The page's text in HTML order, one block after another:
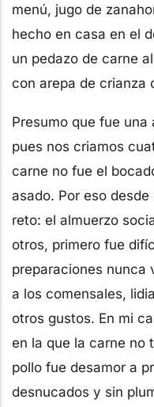
menú, jugo de
hecho en casa en el
un pedazo de carne
con arepa de crianza
Presumo que fue
pues nos criamos
carne no fue el
asado. Por eso
reto: el almuerzo
otros, primero fue
preparaciones nunca
a los comensales,
otros gustos. En mi
en la que la carne no
pollo fue desamor a
desnucados y sin